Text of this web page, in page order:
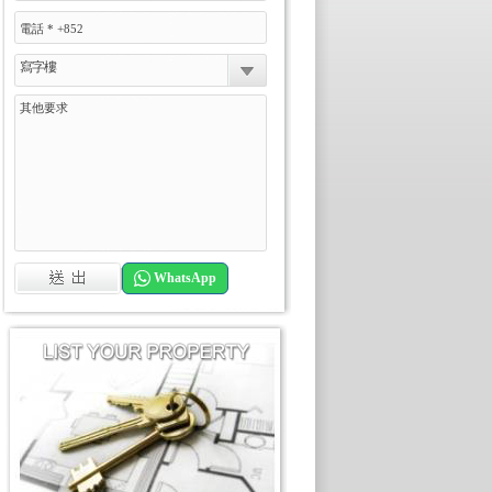
寫字樓
WhatsApp